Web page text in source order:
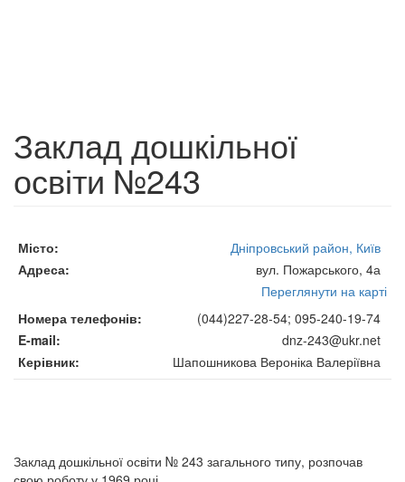
Заклад дошкільної
освіти №243
Місто
Дніпровський район, Київ
Адреса
вул. Пожарського, 4а
Переглянути на карті
Номера телефонів
(044)227-28-54; 095-240-19-74
E-mail
dnz-243@ukr.net
Керівник
Шапошникова Вероніка Валеріївна
Заклад дошкільної освіти № 243 загального типу, розпочав